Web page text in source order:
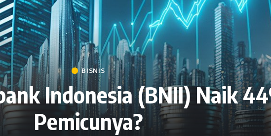
BISNIS
Indonesia (BNII) Naik
Pemicunya?